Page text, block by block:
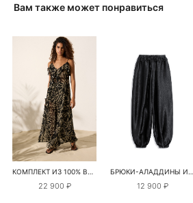
Вам также может понравиться
КОМПЛЕКТ ИЗ 100% ВИСКОЗЫ С РАСТИТЕЛЬНЫМ ПРИНТОМ
22 900 ₽
БРЮКИ-АЛАДДИНЫ ИЗ АТЛАСА С КРУЖЕВОМ
12 900 ₽